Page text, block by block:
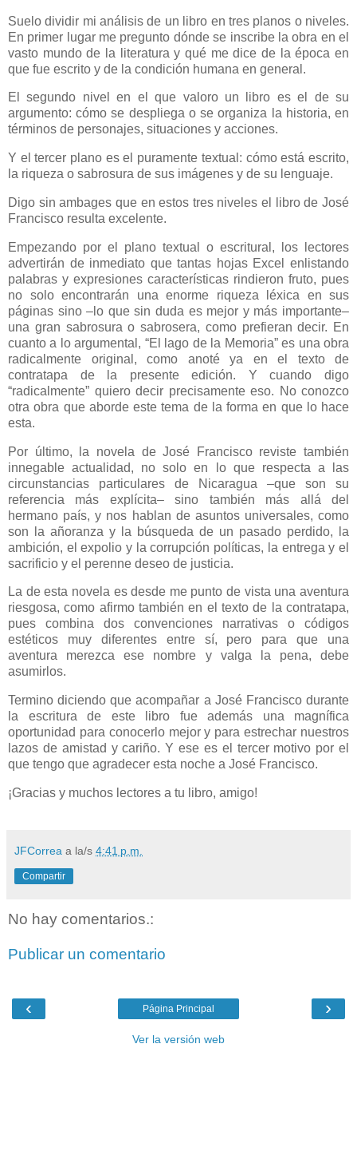
Suelo dividir mi análisis de un libro en tres planos o niveles.
En primer lugar me pregunto dónde se inscribe la obra en el
vasto mundo de la literatura y qué me dice de la época en
que fue escrito y de la condición humana en general.
El segundo nivel en el que valoro un libro es el de su
argumento: cómo se despliega o se organiza la historia, en
términos de personajes, situaciones y acciones.
Y el tercer plano es el puramente textual: cómo está escrito,
la riqueza o sabrosura de sus imágenes y de su lenguaje.
Digo sin ambages que en estos tres niveles el libro de José
Francisco resulta excelente.
Empezando por el plano textual o escritural, los lectores
advertirán de inmediato que tantas hojas Excel enlistando
palabras y expresiones características rindieron fruto, pues
no solo encontrarán una enorme riqueza léxica en sus
páginas sino ‒lo que sin duda es mejor y más importante‒
una gran sabrosura o sabrosera, como prefieran decir. En
cuanto a lo argumental, “El lago de la Memoria” es una obra
radicalmente original, como anoté ya en el texto de
contratapa de la presente edición. Y cuando digo
“radicalmente” quiero decir precisamente eso. No conozco
otra obra que aborde este tema de la forma en que lo hace
esta.
Por último, la novela de José Francisco reviste también
innegable actualidad, no solo en lo que respecta a las
circunstancias particulares de Nicaragua ‒que son su
referencia más explícita‒ sino también más allá del
hermano país, y nos hablan de asuntos universales, como
son la añoranza y la búsqueda de un pasado perdido, la
ambición, el expolio y la corrupción políticas, la entrega y el
sacrificio y el perenne deseo de justicia.
La de esta novela es desde me punto de vista una aventura
riesgosa, como afirmo también en el texto de la contratapa,
pues combina dos convenciones narrativas o códigos
estéticos muy diferentes entre sí, pero para que una
aventura merezca ese nombre y valga la pena, debe
asumirlos.
Termino diciendo que acompañar a José Francisco durante
la escritura de este libro fue además una magnífica
oportunidad para conocerlo mejor y para estrechar nuestros
lazos de amistad y cariño. Y ese es el tercer motivo por el
que tengo que agradecer esta noche a José Francisco.
¡Gracias y muchos lectores a tu libro, amigo!
JFCorrea a la/s 4:41 p.m.
Compartir
No hay comentarios.:
Publicar un comentario
‹ ›
Página Principal
Ver la versión web